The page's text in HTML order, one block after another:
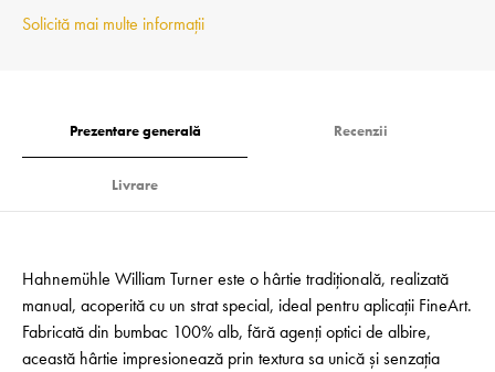
Solicită mai multe informații
Prezentare generală Recenzii
Livrare
Hahnemühle William Turner este o hârtie tradițională, realizată
manual, acoperită cu un strat special, ideal pentru aplicații FineArt.
Fabricată din bumbac 100% alb, fără agenți optici de albire,
această hârtie impresionează prin textura sa unică și senzația